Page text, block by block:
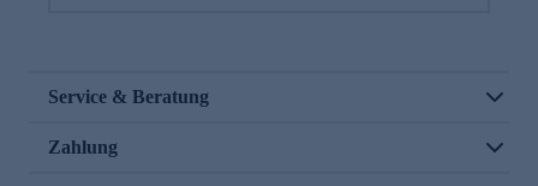
Service & Beratung
Zahlung